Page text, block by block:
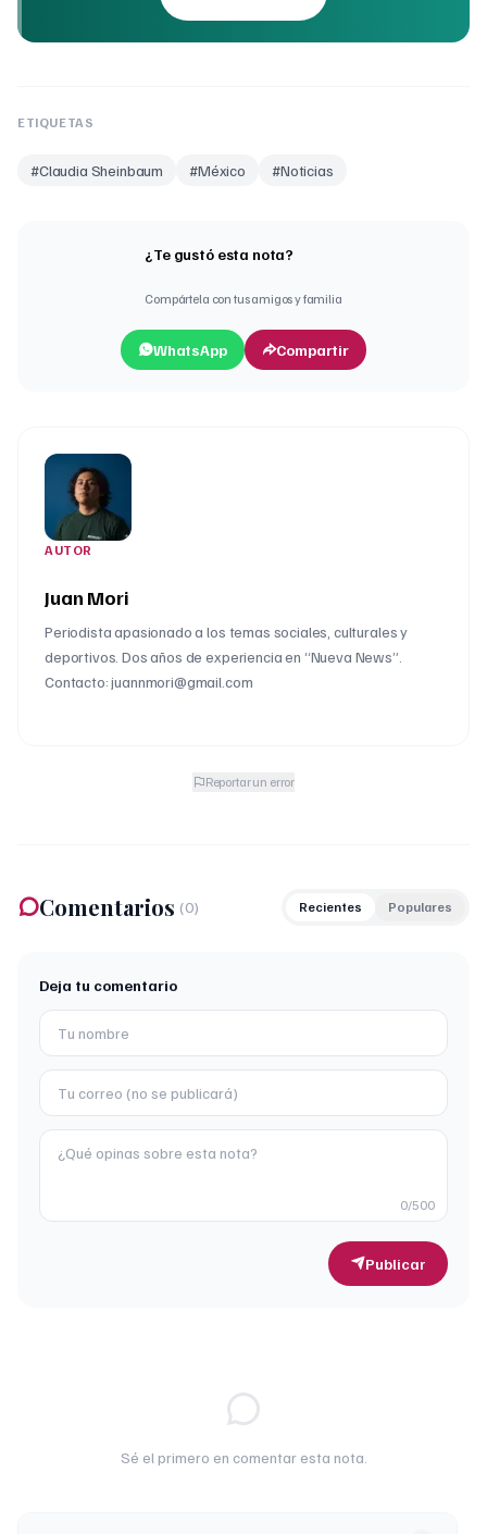
ETIQUETAS
#Claudia Sheinbaum #México #Noticias
¿Te gustó esta nota?
Compártela con tus amigos y familia
WhatsApp Compartir
AUTOR
Juan Mori
Periodista apasionado a los temas sociales, culturales y
deportivos. Dos años de experiencia en “Nueva News”.
Contacto: juannmori@gmail.com
Reportar un error
Comentarios (0) Recientes Populares
Deja tu comentario
0/500
Publicar
Sé el primero en comentar esta nota.